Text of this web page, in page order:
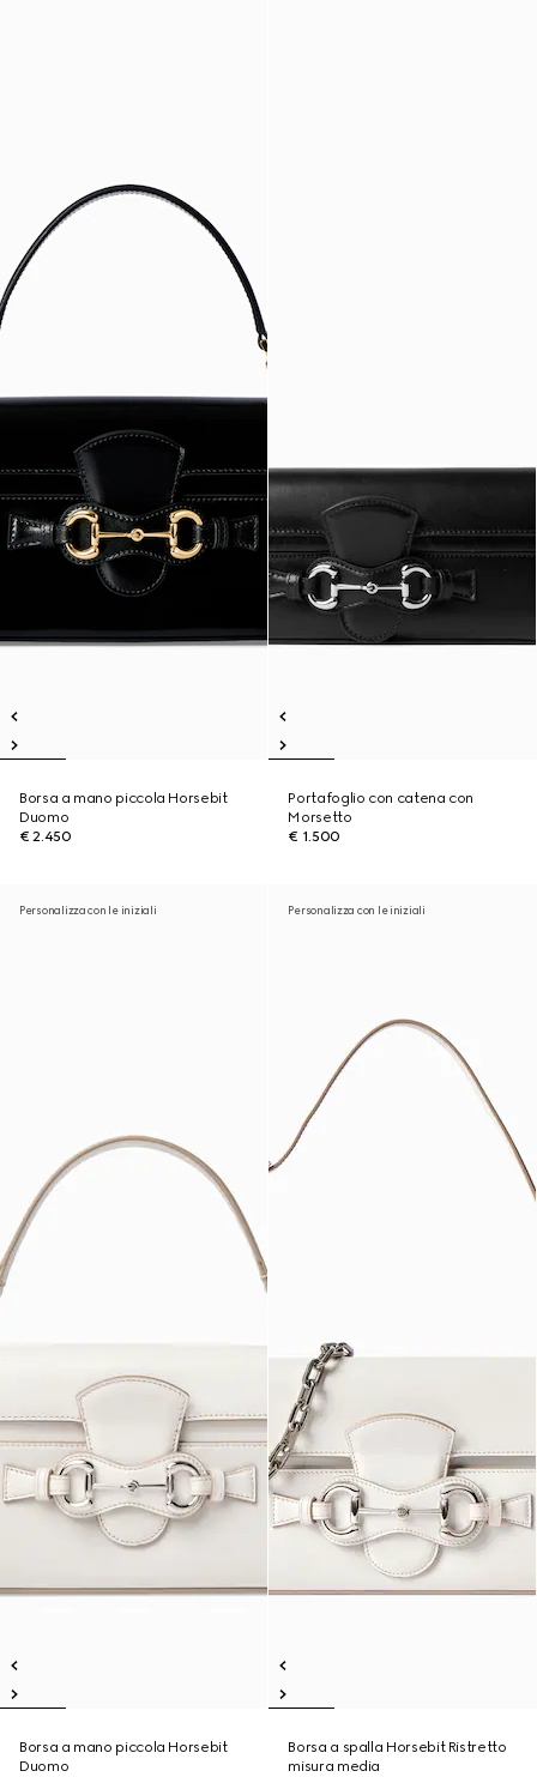
Borsa a mano piccola Horsebit
Duomo
€ 2.450
Portafoglio con catena con
Morsetto
€ 1.500
Personalizza con le iniziali
Borsa a mano piccola Horsebit
Duomo
Personalizza con le iniziali
Borsa a spalla Horsebit Ristretto
misura media